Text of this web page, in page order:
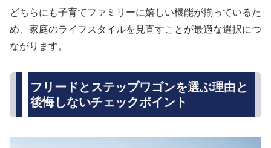
どちらにも子育てファミリーに嬉しい機能が揃っているた
め、家庭のライフスタイルを見直すことが最適な選択につ
ながります。
フリードとステップワゴンを選ぶ理由と
後悔しないチェックポイント